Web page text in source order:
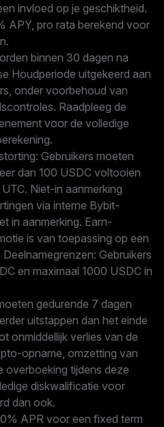
invloed op je geschiktheid.
APY, pro rata berekend voor
binnen 30 dagen na
Houdperiode uitgekeerd aan
onder voorbehoud van
Raadpleeg de
voor de volledige
Gebruikers moeten
dan 100 USDC voltooien
Niet-in aanmerking
via interne Bybit-
in aanmerking. Earn-
is van toepassing op een
Gebruikers
en maximaal 1000 USDC in
gedurende 7 dagen
uitstappen dan het einde
onmiddellijk verlies van de
opname, omzetting van
tijdens deze
diskwalificatie voor
dan ook.
APR voor een fixed term